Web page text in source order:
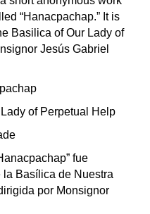
“Hanacpachap.” It is
Basilica of Our Lady of
Jesús Gabriel
of Perpetual Help
fue
Basílica de Nuestra
por Monsignor